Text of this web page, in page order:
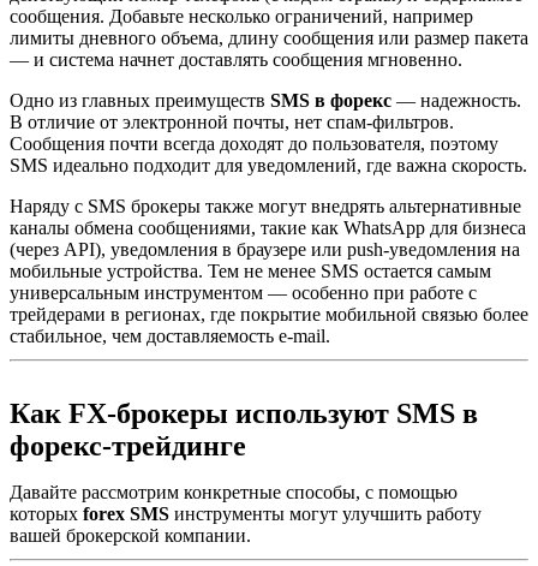
сообщения. Добавьте несколько ограничений, например
лимиты дневного объема, длину сообщения или размер пакета
— и система начнет доставлять сообщения мгновенно.
Одно из главных преимуществ SMS в форекс — надежность.
В отличие от электронной почты, нет спам-фильтров.
Сообщения почти всегда доходят до пользователя, поэтому
SMS идеально подходит для уведомлений, где важна скорость.
Наряду с SMS брокеры также могут внедрять альтернативные
каналы обмена сообщениями, такие как WhatsApp для бизнеса
(через API), уведомления в браузере или push-уведомления на
мобильные устройства. Тем не менее SMS остается самым
универсальным инструментом — особенно при работе с
трейдерами в регионах, где покрытие мобильной связью более
стабильное, чем доставляемость e-mail.
Как FX-брокеры используют SMS в
форекс-трейдинге
Давайте рассмотрим конкретные способы, с помощью
которых forex SMS инструменты могут улучшить работу
вашей брокерской компании.